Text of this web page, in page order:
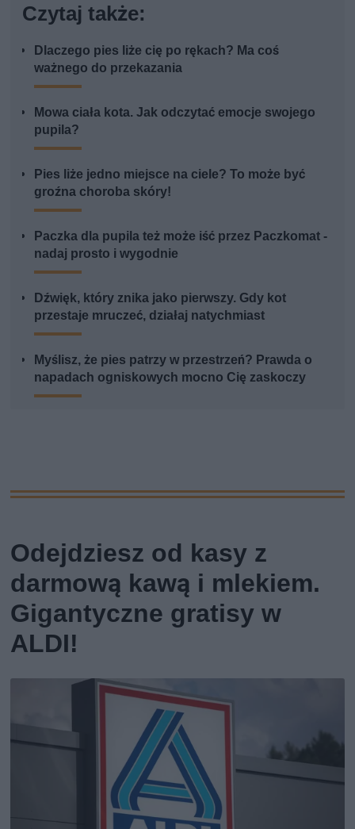
Czytaj także:
Dlaczego pies liże cię po rękach? Ma coś
ważnego do przekazania
Mowa ciała kota. Jak odczytać emocje swojego
pupila?
Pies liże jedno miejsce na ciele? To może być
groźna choroba skóry!
Paczka dla pupila też może iść przez Paczkomat -
nadaj prosto i wygodnie
Dźwięk, który znika jako pierwszy. Gdy kot
przestaje mruczeć, działaj natychmiast
Myślisz, że pies patrzy w przestrzeń? Prawda o
napadach ogniskowych mocno Cię zaskoczy
Odejdziesz od kasy z
darmową kawą i mlekiem.
Gigantyczne gratisy w
ALDI!